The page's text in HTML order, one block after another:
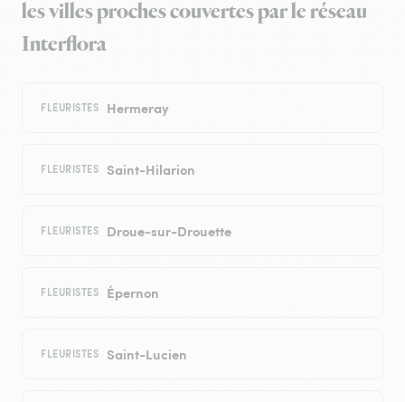
les villes proches couvertes par le réseau
Interflora
FLEURISTES Hermeray
FLEURISTES Saint-Hilarion
FLEURISTES Droue-sur-Drouette
FLEURISTES Épernon
FLEURISTES Saint-Lucien